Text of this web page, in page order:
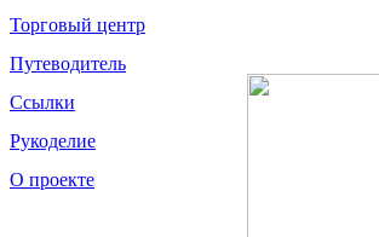
Торговый центр
Путеводитель
Ссылки
Рукоделие
О проекте